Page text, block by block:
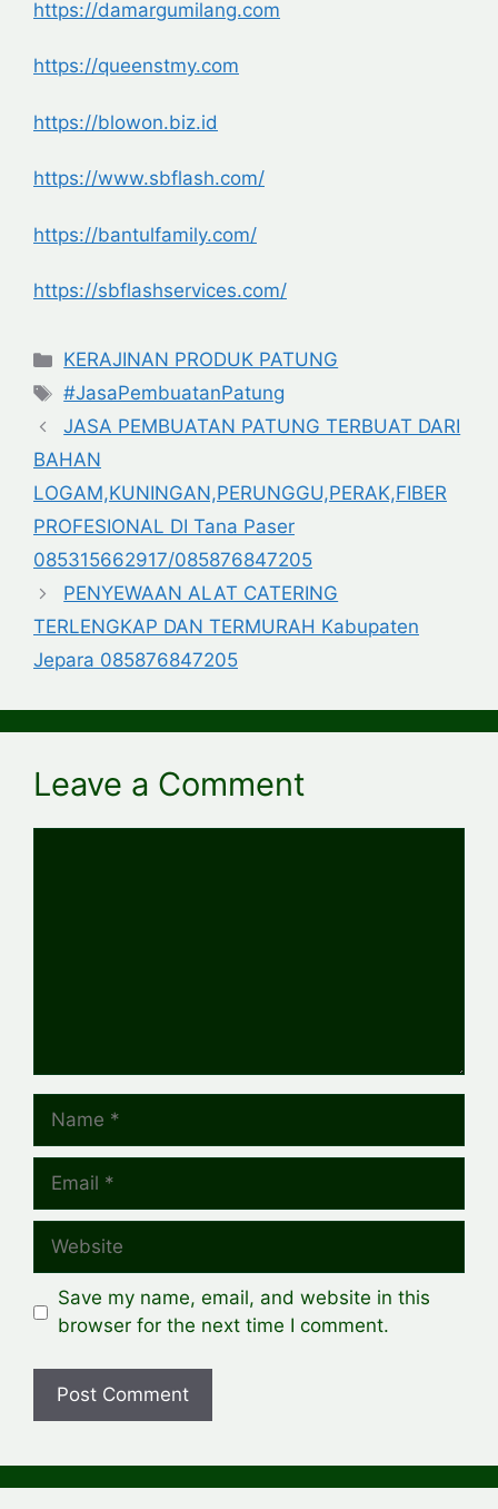
https://damargumilang.com
https://queenstmy.com
https://blowon.biz.id
https://www.sbflash.com/
https://bantulfamily.com/
https://sbflashservices.com/
Categories
KERAJINAN PRODUK PATUNG
Tags
#JasaPembuatanPatung
JASA PEMBUATAN PATUNG TERBUAT DARI
BAHAN
LOGAM,KUNINGAN,PERUNGGU,PERAK,FIBER
PROFESIONAL DI Tana Paser
085315662917/085876847205
PENYEWAAN ALAT CATERING
TERLENGKAP DAN TERMURAH Kabupaten
Jepara 085876847205
Leave a Comment
Name
Email
Website
Save my name, email, and website in this
browser for the next time I comment.